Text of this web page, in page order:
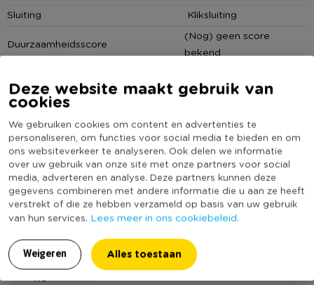
Deze website maakt gebruik van
cookies
We gebruiken cookies om content en advertenties te
personaliseren, om functies voor social media te bieden en om
ons websiteverkeer te analyseren. Ook delen we informatie
over uw gebruik van onze site met onze partners voor social
media, adverteren en analyse. Deze partners kunnen deze
gegevens combineren met andere informatie die u aan ze heeft
verstrekt of die ze hebben verzameld op basis van uw gebruik
van hun services. Lees meer in ons cookiebeleid.
Weigeren Alles toestaan
eenvoudig in gebruik en duurzaam.
Over Iris
Iris staat voor innovatie in kunststof consumentenproducten
consument/ gebruiker te veraangenamen. Iris' product
ontwikkeling is gericht op moderne leefstijlen en combineert
deze met design van hoogwaardige kwaliteit om daarmee op
de eindgebruiker gerichte producten te creëren. Iris biedt de
perfecte oplossingen in opbergen voor onder meer het
interieur, huishoudartikelen, DIY en kantoorartikelen. De
productie vindt plaats in Nederland.
Sluiting
Kliksluiting
Duurzaamheidsscore
(Nog) geen score
bekend
Reviews
7.0 Op basis van 2 reviews
MJ Moolhuijzen
4.0